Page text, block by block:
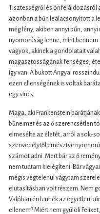
Tisztességről és önfeláldozásról
azonban a bűn lealacsonyított a
még lény, akiben annyi bűn,
nyomorúság lenne, mint
vagyok, akinek a gondolatait
magasztosságának fenséges,
így van. A bukott Angyal
ezen ellenségének is voltak
egy sincs.
Maga, aki Frankenstein
bűneimet és az ő szerencsétlen
elmesélte az életét, arról a sok-
szenvedélytől emésztve
számot adni. Mert bár az ő
nem tudtam kielégíteni. Bár
mégis végtelenül vágytam
elutasításban volt részem. Nem
Valóban én lennék az egyetlen
ellenem? Miért nem gyűlöli